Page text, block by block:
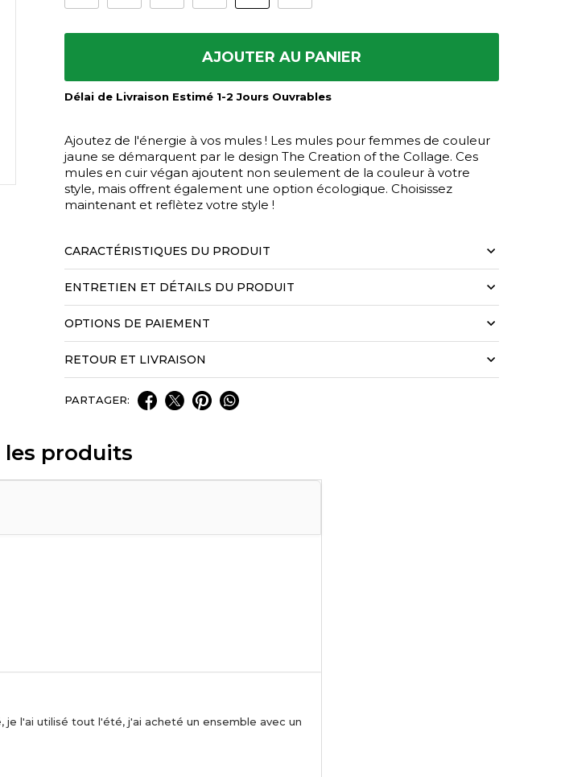
AJOUTER AU PANIER
Délai de Livraison Estimé 1-2 Jours Ouvrables
Ajoutez de l'énergie à vos mules ! Les mules pour femmes de couleur
jaune se démarquent par le design The Creation of the Collage. Ces
mules en cuir végan ajoutent non seulement de la couleur à votre
style, mais offrent également une option écologique. Choisissez
maintenant et reflètez votre style !
CARACTÉRISTIQUES DU PRODUIT
ENTRETIEN ET DÉTAILS DU PRODUIT
OPTIONS DE PAIEMENT
RETOUR ET LIVRAISON
PARTAGER:
les produits
je l'ai utilisé tout l'été, j'ai acheté un ensemble avec un